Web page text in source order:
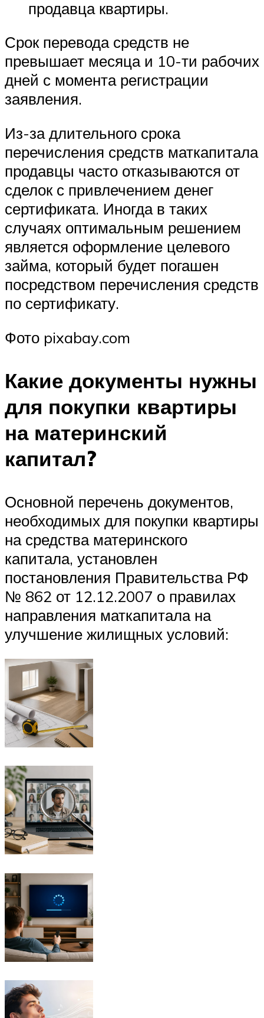
продавца квартиры.
Срок перевода средств не
превышает месяца и 10-ти рабочих
дней с момента регистрации
заявления.
Из-за длительного срока
перечисления средств маткапитала
продавцы часто отказываются от
сделок с привлечением денег
сертификата. Иногда в таких
случаях оптимальным решением
является оформление целевого
займа, который будет погашен
посредством перечисления средств
по сертификату.
Фото pixabay.com
Какие документы нужны
для покупки квартиры
на материнский
капитал?
Основной перечень документов,
необходимых для покупки квартиры
на средства материнского
капитала, установлен
постановления Правительства РФ
№ 862 от 12.12.2007 о правилах
направления маткапитала на
улучшение жилищных условий: